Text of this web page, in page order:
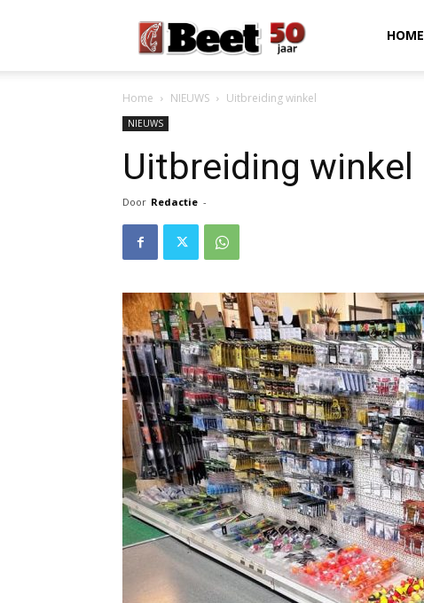
HOME
Home NIEUWS Uitbreiding winkel
NIEUWS
Uitbreiding winkel
Door Redactie -